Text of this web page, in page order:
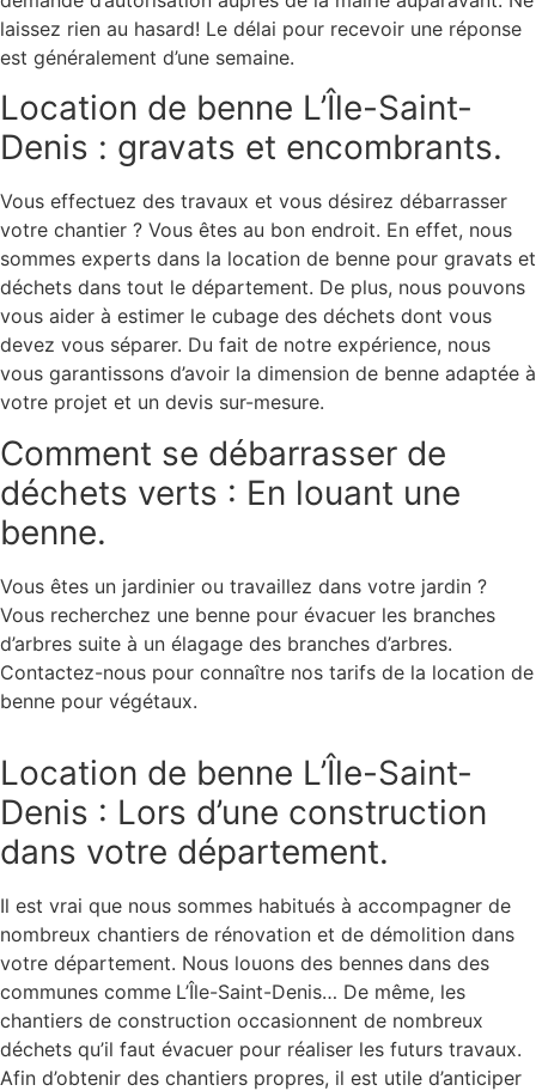
laissez rien au hasard! Le délai pour recevoir une réponse
est généralement d’une semaine.
Location de benne L’Île-Saint-
Denis : gravats et encombrants.
Vous effectuez des travaux et vous désirez débarrasser
votre chantier ? Vous êtes au bon endroit. En effet, nous
sommes experts dans la location de benne pour gravats et
déchets dans tout le département. De plus, nous pouvons
vous aider à estimer le cubage des déchets dont vous
devez vous séparer. Du fait de notre expérience, nous
vous garantissons d’avoir la dimension de benne adaptée à
votre projet et un devis sur-mesure.
Comment se débarrasser de
déchets verts : En louant une
benne.
Vous êtes un jardinier ou travaillez dans votre jardin ?
Vous recherchez une benne pour évacuer les branches
d’arbres suite à un élagage des branches d’arbres.
Contactez-nous pour connaître nos tarifs de la location de
benne pour végétaux.
Location de benne L’Île-Saint-
Denis : Lors d’une construction
dans votre département.
Il est vrai que nous sommes habitués à accompagner de
nombreux chantiers de rénovation et de démolition dans
votre département. Nous louons des bennes dans des
communes comme L’Île-Saint-Denis… De même, les
chantiers de construction occasionnent de nombreux
déchets qu’il faut évacuer pour réaliser les futurs travaux.
Afin d’obtenir des chantiers propres, il est utile d’anticiper